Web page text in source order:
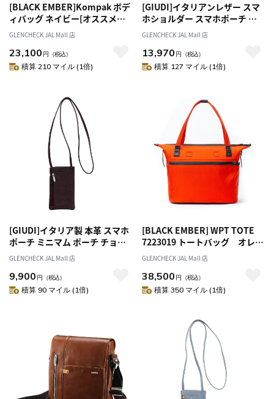
[BLACK EMBER]Kompak ボデ
ィバッグ ネイビー[オススメ対
象]
GLENCHECK JAL Mall 店
23,100 円 （税込）
積算 210 マイル (1倍)
[GIUDI]イタリアンレザー スマ
ホショルダー スマホポーチ お
財布ポシェット グレージュ[オ
GLENCHECK JAL Mall 店
13,970 円 （税込）
積算 127 マイル (1倍)
[GIUDI]イタリア製 本革 スマホ
ポーチ ミニマム ポーチ チョコ
[オススメ対象]
GLENCHECK JAL Mall 店
9,900 円 （税込）
積算 90 マイル (1倍)
[BLACK EMBER] WPT TOTE
7223019 トートバッグ オレン
ジ[オススメ対象]
GLENCHECK JAL Mall 店
38,500 円 （税込）
積算 350 マイル (1倍)